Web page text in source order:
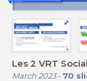
Les 2 VRT
March 2023- 70